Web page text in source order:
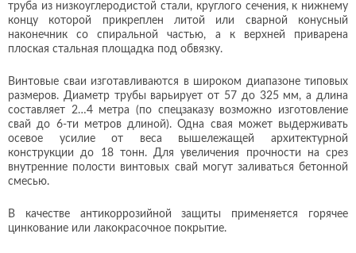
труба из низкоуглеродистой стали, круглого сечения, к нижнему
концу которой прикреплен литой или сварной конусный
наконечник со спиральной частью, а к верхней приварена
плоская стальная площадка под обвязку.
Винтовые сваи изготавливаются в широком диапазоне типовых
размеров. Диаметр трубы варьирует от 57 до 325 мм, а длина
составляет 2…4 метра (по спецзаказу возможно изготовление
свай до 6-ти метров длиной). Одна свая может выдерживать
осевое усилие от веса вышележащей архитектурной
конструкции до 18 тонн. Для увеличения прочности на срез
внутренние полости винтовых свай могут заливаться бетонной
смесью.
В качестве антикоррозийной защиты применяется горячее
цинкование или лакокрасочное покрытие.